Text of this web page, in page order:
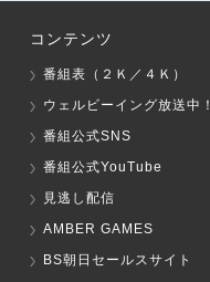
コンテンツ
番組表（２Ｋ／４Ｋ）
ウェルビーイング放送中！
番組公式SNS
番組公式YouTube
見逃し配信
AMBER GAMES
BS朝日セールスサイト